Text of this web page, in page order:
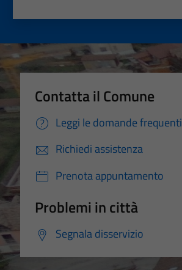
Contatta il Comune
Leggi le domande frequenti
Richiedi assistenza
Prenota appuntamento
Problemi in città
Segnala disservizio